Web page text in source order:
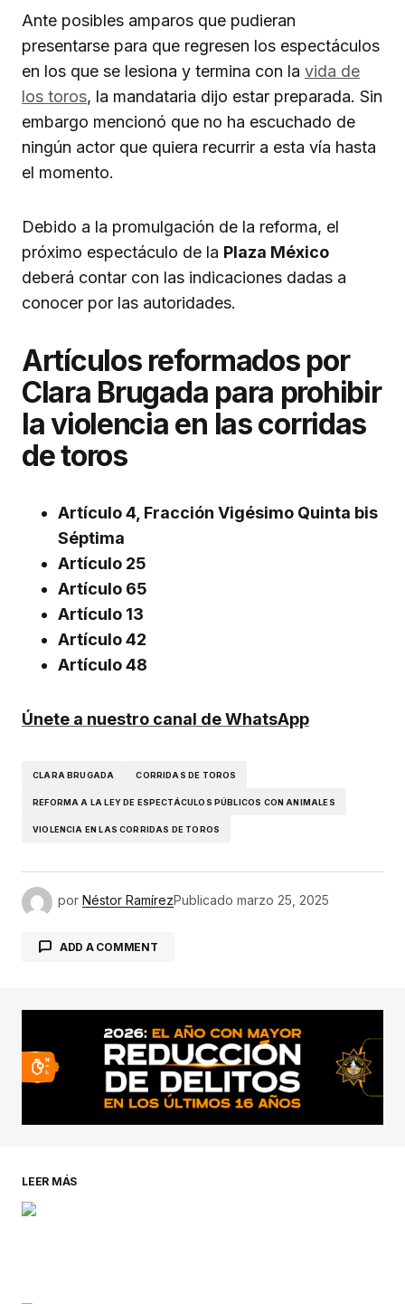
Ante posibles amparos que pudieran
presentarse para que regresen los espectáculos
en los que se lesiona y termina con la vida de
los toros, la mandataria dijo estar preparada. Sin
embargo mencionó que no ha escuchado de
ningún actor que quiera recurrir a esta vía hasta
el momento.
Debido a la promulgación de la reforma, el
próximo espectáculo de la Plaza México
deberá contar con las indicaciones dadas a
conocer por las autoridades.
Artículos reformados por
Clara Brugada para prohibir
la violencia en las corridas
de toros
Artículo 4, Fracción Vigésimo Quinta bis
Séptima
Artículo 25
Artículo 65
Artículo 13
Artículo 42
Artículo 48
Únete a nuestro canal de WhatsApp
CLARA BRUGADA CORRIDAS DE TOROS
REFORMA A LA LEY DE ESPECTÁCULOS PÚBLICOS CON ANIMALES
VIOLENCIA EN LAS CORRIDAS DE TOROS
por Néstor RamírezPublicado marzo 25, 2025
ADD A COMMENT
conectado
LEER MÁS